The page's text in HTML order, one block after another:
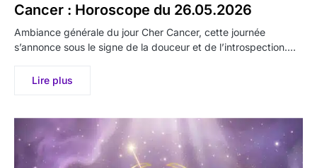
Cancer : Horoscope du 26.05.2026
Ambiance générale du jour Cher Cancer, cette journée
s’annonce sous le signe de la douceur et de l’introspection.…
Lire plus